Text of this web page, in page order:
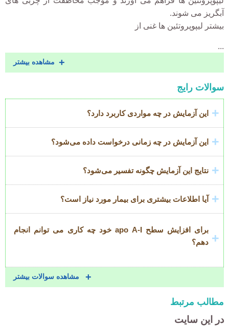
آبگریز می شوند.
بیشتر لیپوپروتئین ها غنی از
...
مشاهده بیشتر
Accordion
Title
سوالات رایج
این آزمایش در چه مواردی کاربرد دارد؟
این آزمایش در چه زمانی درخواست داده می‌شود؟
نتایج این آزمایش چگونه تفسیر می‌شود؟
آیا اطلاعات بیشتری برای بیمار مورد نیاز است؟
برای افزایش سطح apo A-I خود چه کاری می توانم انجام
دهم؟
مشاهده سوالات بیشتر
مطالب مرتبط
در این سایت